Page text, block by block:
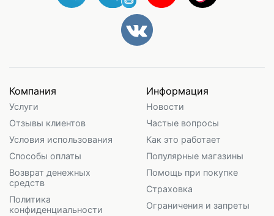
Компания
Услуги
Отзывы клиентов
Условия использования
Способы оплаты
Возврат денежных
средств
Политика
конфиденциальности
Информация
Новости
Частые вопросы
Как это работает
Популярные магазины
Помощь при покупке
Страховка
Ограничения и запреты